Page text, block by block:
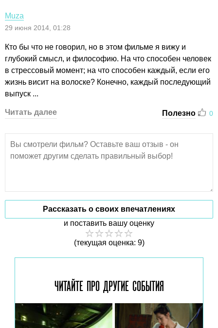
Muza
29 июня 2014, 01:28
Кто бы что не говорил, но в этом фильме я вижу и
глубокий смысл, и философию. На что способен человек
в стрессовый момент; на что способен каждый, если его
жизнь висит на волоске? Конечно, каждый последующий
выпуск ...
Читать далее Полезно 0
Рассказать о своих впечатлениях
и поставить вашу оценку
(текущая оценка: 9)
ЧИТАЙТЕ ПРО ДРУГИЕ СОБЫТИЯ